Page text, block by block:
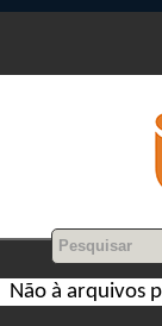
Não à arquivos